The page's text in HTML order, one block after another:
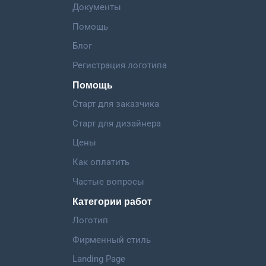
Документы
Помощь
Блог
Регистрация логотипа
Помощь
Старт для заказчика
Старт для дизайнера
Цены
Как оплатить
Частые вопросы
Категории работ
Логотип
Фирменный стиль
Landing Page